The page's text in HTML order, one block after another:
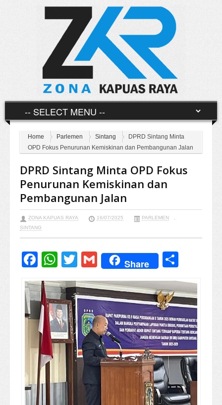
Home Parlemen Sintang
DPRD Sintang Minta
OPD Fokus Penurunan Kemiskinan dan Pembangunan Jalan
DPRD Sintang Minta OPD Fokus
Penurunan Kemiskinan dan
Pembangunan Jalan
ZONA KAPUAS RAYA 16/07/2025 PARLEMEN
SINTANG
Facebook
WhatsApp
TwitterGmail
Share